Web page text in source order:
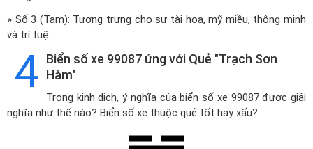
» Số 3 (Tam): Tượng trưng cho sự tài hoa, mỹ miều, thông minh
và trí tuệ.
4 Biển số xe 99087 ứng với Quẻ "Trạch Sơn
Hàm"
Trong kinh dịch, ý nghĩa của biển số xe 99087 được giải
nghĩa như thế nào? Biển số xe thuộc quẻ tốt hay xấu?